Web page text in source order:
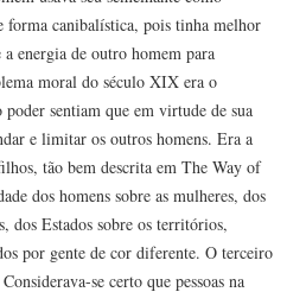
forma canibalística, pois tinha melhor
energia de outro homem para
moral do século XIX era o
sentiam que em virtude de sua
e limitar os outros homens. Era a
tão bem descrita em The Way of
dos homens sobre as mulheres, dos
dos Estados sobre os territórios,
por gente de cor diferente. O terceiro
se certo que pessoas na